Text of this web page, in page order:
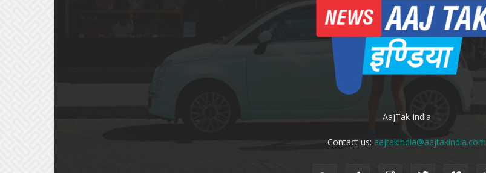
AajTak India
Contact us: aajtakindia@aajtakindia.com